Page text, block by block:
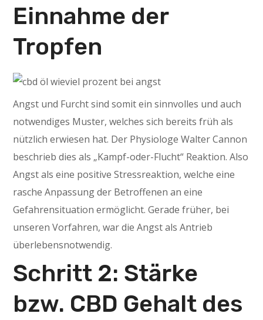
Einnahme der
Tropfen
Angst und Furcht sind somit ein sinnvolles und auch
notwendiges Muster, welches sich bereits früh als
nützlich erwiesen hat. Der Physiologe Walter Cannon
beschrieb dies als „Kampf-oder-Flucht“ Reaktion. Also
Angst als eine positive Stressreaktion, welche eine
rasche Anpassung der Betroffenen an eine
Gefahrensituation ermöglicht. Gerade früher, bei
unseren Vorfahren, war die Angst als Antrieb
überlebensnotwendig.
Schritt 2: Stärke
bzw. CBD Gehalt des